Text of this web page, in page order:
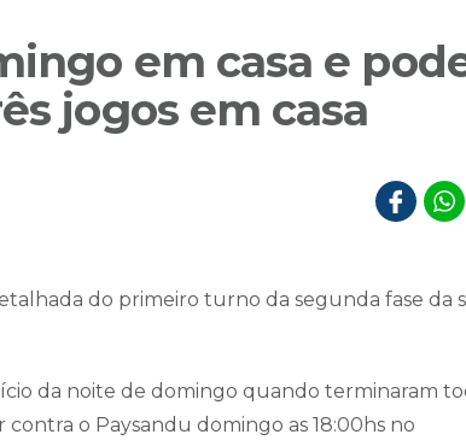
em casa e
jogos em casa
do primeiro turno da segunda fase da
da noite de domingo quando terminaram
contra o Paysandu domingo as 18:00hs no